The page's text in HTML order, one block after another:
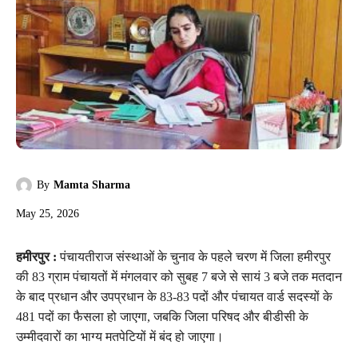
By Mamta Sharma
May 25, 2026
हमीरपुर : पंचायतीराज संस्थाओं के चुनाव के पहले चरण में जिला हमीरपुर
की 83 ग्राम पंचायतों में मंगलवार को सुबह 7 बजे से सायं 3 बजे तक मतदान
के बाद प्रधान और उपप्रधान के 83-83 पदों और पंचायत वार्ड सदस्यों के
481 पदों का फैसला हो जाएगा, जबकि जिला परिषद और बीडीसी के
उम्मीदवारों का भाग्य मतपेटियों में बंद हो जाएगा।